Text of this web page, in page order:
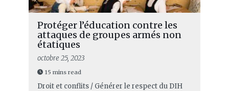
Protéger l’éducation contre les
attaques de groupes armés non
étatiques
octobre 25, 2023
15 mins read
Droit et conflits / Générer le respect du DIH